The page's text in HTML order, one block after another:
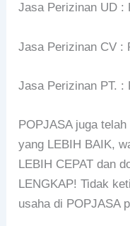
Jasa Perizinan UD :
Jasa Perizinan CV :
Jasa Perizinan PT. :
POPJASA juga
yang LEBIH BAIK,
LEBIH CEPAT dan
LENGKAP! Tidak
usaha di POPJASA